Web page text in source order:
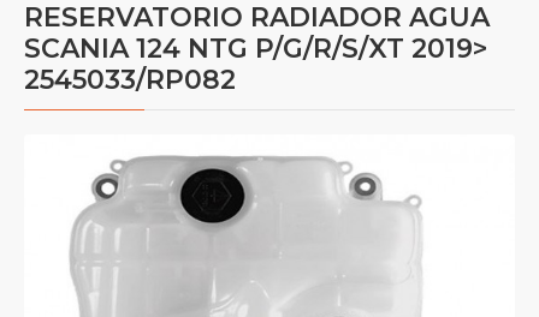
RESERVATORIO RADIADOR AGUA
SCANIA 124 NTG P/G/R/S/XT 2019>
2545033/RP082